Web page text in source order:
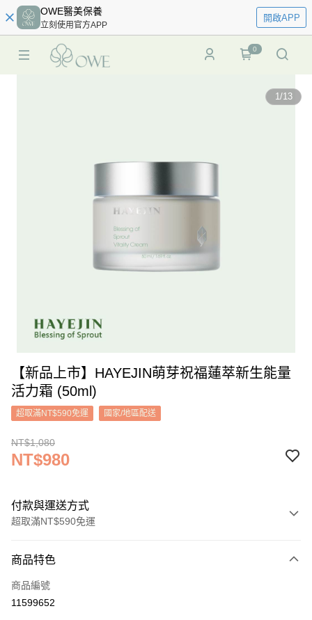
OWE醫美保養
立刻使用官方APP
開啟APP
0
1/13
【新品上市】HAYEJIN萌芽祝福蓮萃新生能量
活力霜 (50ml)
超取滿NT$590免運 國家/地區配送
NT$1,080
NT$980
付款與運送方式
超取滿NT$590免運
信用卡一次付款
超商取貨付款
商品特色
商品編號
11599652